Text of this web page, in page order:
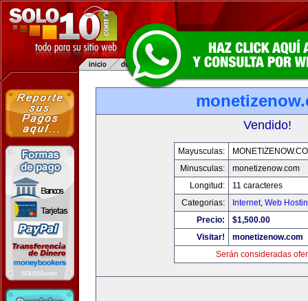
Vendido!
Mayusculas:
Minusculas:
monetizenow.com
Longitud:
11 caracteres
Categorias:
Internet, Web
Precio:
$1,500.00
Visitar!
monetizenow.com
Serán consideradas